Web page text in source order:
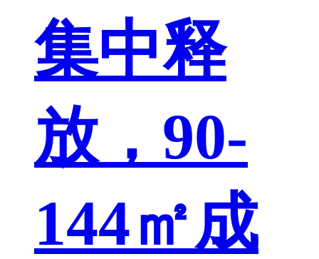
集中释
放，90-
144㎡成